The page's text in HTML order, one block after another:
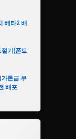
베타2 배
절기(폰트
가톤급 무
배포